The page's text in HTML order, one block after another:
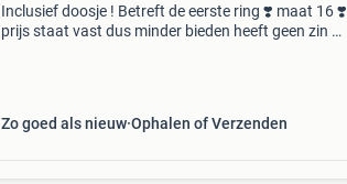
Inclusief doosje ! Betreft de eerste ring ❣️ maat 16 ❣️
prijs staat vast dus minder bieden heeft geen zin ❣️
Zo goed als nieuw Ophalen of Verzenden